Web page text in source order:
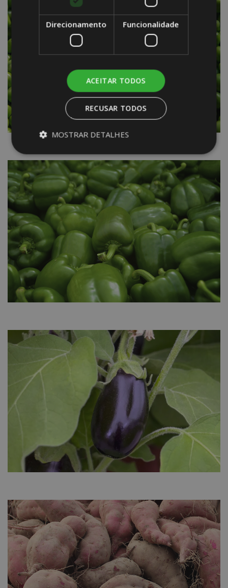
Direcionamento Funcionalidade
ACEITAR TODOS
RECUSAR TODOS
MOSTRAR DETALHES